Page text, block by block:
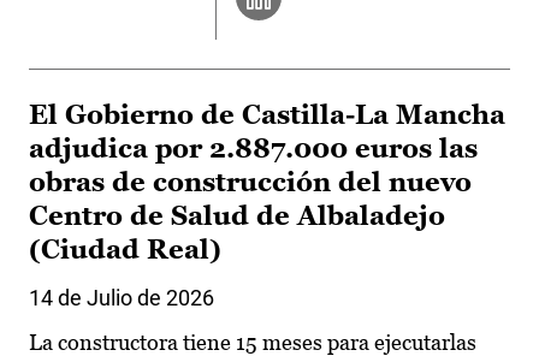
El Gobierno de Castilla-La Mancha
adjudica por 2.887.000 euros las
obras de construcción del nuevo
Centro de Salud de Albaladejo
(Ciudad Real)
14 de Julio de 2026
La constructora tiene 15 meses para ejecutarlas